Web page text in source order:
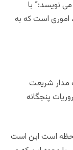
نویسد:” با
اموری است که به
مدار شريعت
پنجگانه
است این است